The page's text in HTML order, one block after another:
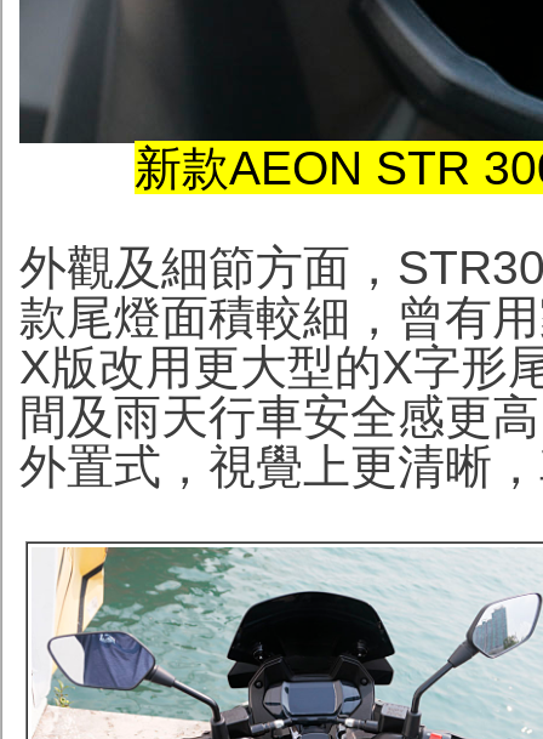
新款AEON STR
外觀及細節方面，
款尾燈面積較細，曾有
X版改用更大型的X字形
間及雨天行車安全感更
外置式，視覺上更清晰